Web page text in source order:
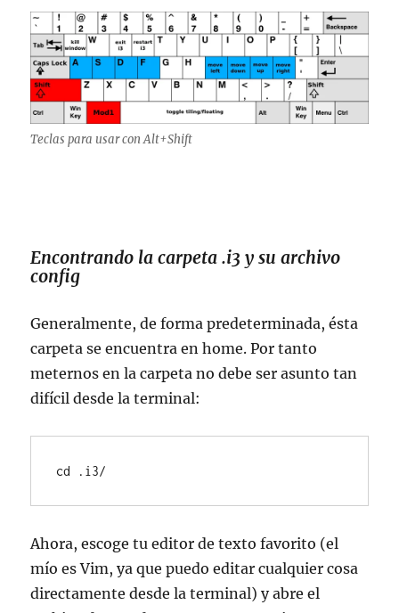
Teclas para usar con Alt+Shift
Encontrando la carpeta .i3 y su archivo
config
Generalmente, de forma predeterminada, ésta
carpeta se encuentra en home. Por tanto
meternos en la carpeta no debe ser asunto tan
difícil desde la terminal:
cd .i3/
Ahora, escoge tu editor de texto favorito (el
mío es Vim, ya que puedo editar cualquier cosa
directamente desde la terminal) y abre el